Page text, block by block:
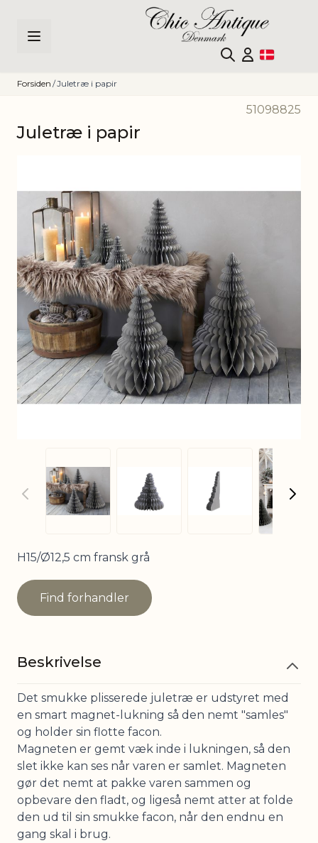
Forsiden /Juletræ i papir
51098825
Juletræ i papir
View larger imageView larger imageView larger
H15/Ø12,5 cm fransk grå
Find forhandler
Beskrivelse
Det smukke plisserede juletræ er udstyret med
en smart magnet-lukning så den nemt "samles"
og holder sin flotte facon.
Magneten er gemt væk inde i lukningen, så den
slet ikke kan ses når varen er samlet. Magneten
gør det nemt at pakke varen sammen og
opbevare den fladt, og ligeså nemt atter at folde
den ud til sin smukke facon, når den endnu en
gang skal i brug.